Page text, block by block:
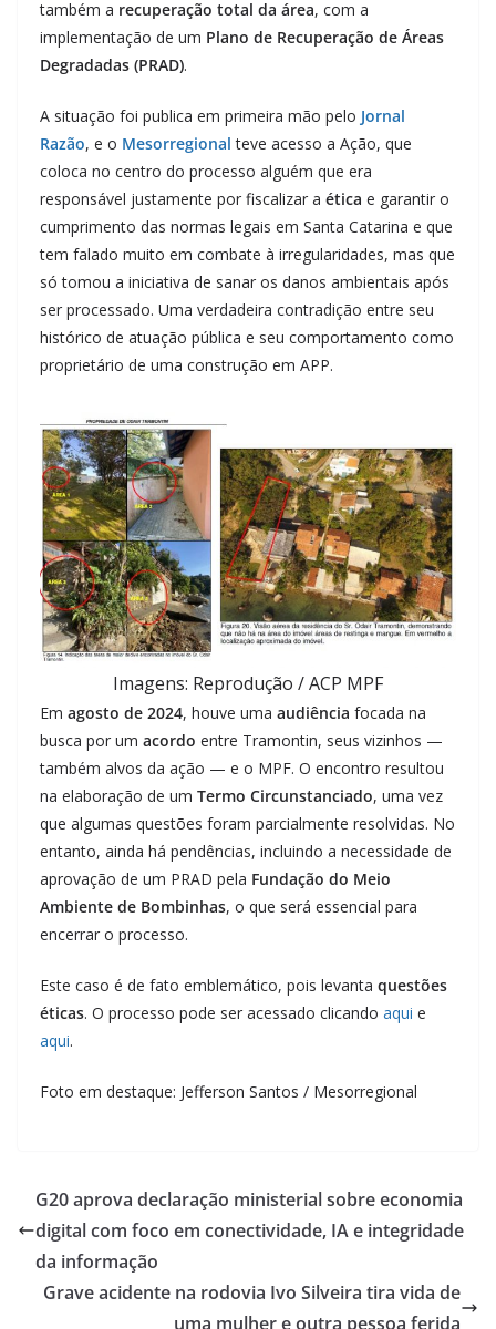
também a recuperação total da área, com a
implementação de um Plano de Recuperação de Áreas
Degradadas (PRAD).
A situação foi publica em primeira mão pelo Jornal
Razão, e o Mesorregional teve acesso a Ação, que
coloca no centro do processo alguém que era
responsável justamente por fiscalizar a ética e garantir o
cumprimento das normas legais em Santa Catarina e que
tem falado muito em combate à irregularidades, mas que
só tomou a iniciativa de sanar os danos ambientais após
ser processado. Uma verdadeira contradição entre seu
histórico de atuação pública e seu comportamento como
proprietário de uma construção em APP.
Imagens: Reprodução / ACP MPF
Em agosto de 2024, houve uma audiência focada na
busca por um acordo entre Tramontin, seus vizinhos —
também alvos da ação — e o MPF. O encontro resultou
na elaboração de um Termo Circunstanciado, uma vez
que algumas questões foram parcialmente resolvidas. No
entanto, ainda há pendências, incluindo a necessidade de
aprovação de um PRAD pela Fundação do Meio
Ambiente de Bombinhas, o que será essencial para
encerrar o processo.
Este caso é de fato emblemático, pois levanta questões
éticas. O processo pode ser acessado clicando aqui e
aqui.
Foto em destaque: Jefferson Santos / Mesorregional
G20 aprova declaração ministerial sobre economia
digital com foco em conectividade, IA e integridade
da informação
Grave acidente na rodovia Ivo Silveira tira vida de
uma mulher e outra pessoa ferida